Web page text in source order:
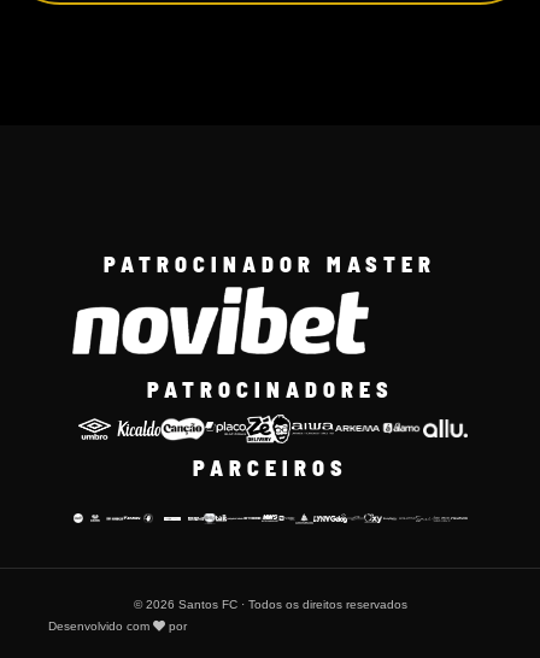
PATROCINADOR MASTER
PATROCINADORES
PARCEIROS
© 2026 Santos FC · Todos os direitos reservados
Desenvolvido com
por